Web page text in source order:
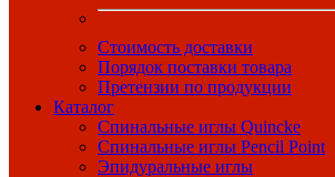
Стоимость доставки
Порядок поставки товара
Претензии по продукции
Каталог
Спинальные иглы Quincke
Спинальные иглы Pencil Point
Эпидуральные иглы